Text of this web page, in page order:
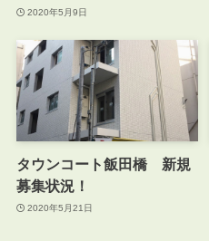
2020年5月9日
タウンコート飯田橋 新規
募集状況！
2020年5月21日